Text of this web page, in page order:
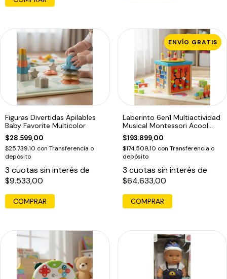
Figuras Divertidas Apilables
Baby Favorite Multicolor
$28.599,00
$25.739,10 con Transferencia o
depósito
3 cuotas sin interés de
$9.533,00
ENVÍO GRATIS
Laberinto 6en1 Multiactividad
Musical Montessori Acool
7648
$193.899,00
$174.509,10 con Transferencia o
depósito
3 cuotas sin interés de
$64.633,00
COMPRAR